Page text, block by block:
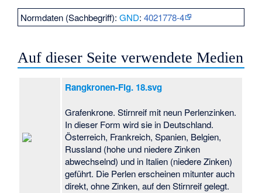
Normdaten (Sachbegriff):GND:4021778-4
Auf dieser Seite verwendete Medien
Rangkronen-Fig. 18.svg
Grafenkrone. Stirnreif mit neun Perlenzinken.
In dieser Form wird sie in Deutschland.
Österreich, Frankreich, Spanien, Belgien,
Russland (hohe und niedere Zinken
abwechselnd) und in Italien (niedere Zinken)
geführt. Die Perlen erscheinen mitunter auch
direkt, ohne Zinken, auf den Stirnreif gelegt.